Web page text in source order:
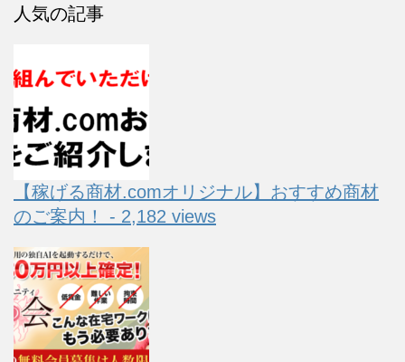
人気の記事
【稼げる商材.comオリジナル】おすすめ商材
のご案内！ - 2,182 views